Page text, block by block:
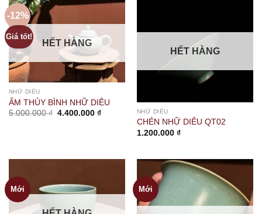
-12%
Giá tốt!
HẾT HÀNG
NHỮ DIÊU
ẤM THỦY BÌNH NHỮ DIÊU
5.000.000₫ Giá
4.400.000 ₫Giá
HẾT HÀNG
NHỮ DIÊU
CHÉN NHỮ DIÊU QT02
1.200.000 ₫
Mới Mới